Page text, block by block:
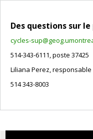
Des questions sur
cycles-
514-343-6111, poste 37425
Liliana Perez,
514 343-8003